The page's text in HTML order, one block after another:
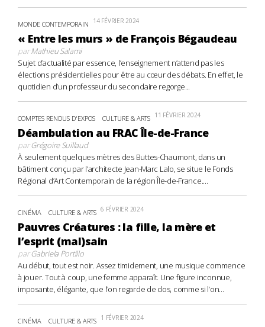
MONDE CONTEMPORAIN 14 FÉVRIER 2024
« Entre les murs » de François Bégaudeau
parMathieu Salami
Sujet d’actualité par essence, l’enseignement n’attend pas les
élections présidentielles pour être au cœur des débats. En effet, le
quotidien d’un professeur du secondaire regorge...
COMPTES RENDUS D'EXPOS CULTURE & ARTS 11 FÉVRIER 2024
Déambulation au FRAC Île-de-France
parGrégoire Suillaud
À seulement quelques mètres des Buttes-Chaumont, dans un
bâtiment conçu par l’architecte Jean-Marc Lalo, se situe le Fonds
Régional d’Art Contemporain de la région Île-de-France....
CINÉMA CULTURE & ARTS 6 FÉVRIER 2024
Pauvres Créatures : la fille, la mère et
l’esprit (mal)sain
parGabriela Portillo
Au début, tout est noir. Assez timidement, une musique commence
à jouer. Tout à coup, une femme apparaît. Une figure inconnue,
imposante, élégante, que l’on regarde de dos, comme si l’on...
CINÉMA CULTURE & ARTS 1 FÉVRIER 2024